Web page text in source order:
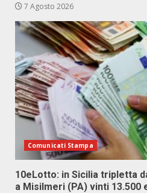
7 Agosto 2026
Comunicati Stampa
10eLotto: in Sicilia tripletta
a Misilmeri (PA) vinti 13.500